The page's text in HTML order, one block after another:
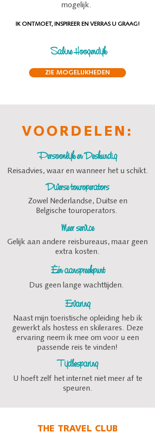
mogelijk.
IK ONTMOET, INSPIREER EN VERRAS U GRAAG!
Sabine Hoogendijk
ZIE MOGELIJKHEDEN
VOORDELEN:
Persoonlijk en Deskundig
Reisadvies, waar en wanneer het u schikt.
Diverse touroperators
Zowel Nederlandse, Duitse en
Belgische touroperators.
Meer service
Gelijk aan andere reisbureaus, maar geen
extra kosten.
Één aanspreekpunt
Dus geen lange wachttijden.
Ervaring
Naast mijn toeristische opleiding heb ik
gewerkt als hostess en skilerares. Deze
ervaring neem ik mee om voor u een
passende reis te vinden!
Tijdbesparing
U hoeft zelf het internet niet meer af te
speuren.
THE TRAVEL CLUB